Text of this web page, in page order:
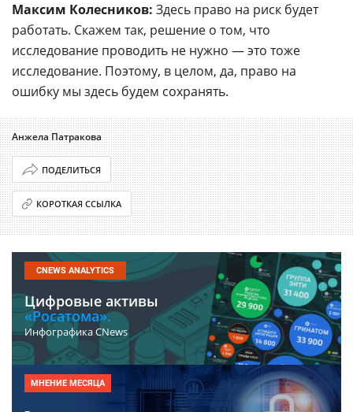
Максим Колесников: Здесь право на риск будет
работать. Скажем так, решение о том, что
исследование проводить не нужно — это тоже
исследование. Поэтому, в целом, да, право на
ошибку мы здесь будем сохранять.
Анжела Патракова
ПОДЕЛИТЬСЯ
КОРОТКАЯ ССЫЛКА
CNEWS ANALYTICS
Цифровые активы
«Росатома».
Инфографика CNews
МНЕНИЕ МЕСЯЦА